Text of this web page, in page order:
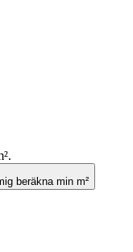
beräkna min m²